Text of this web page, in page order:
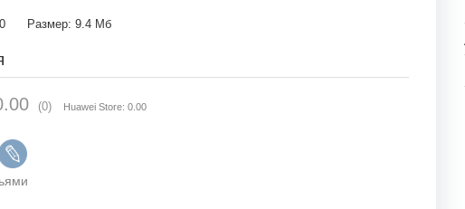
Размер: 9.4 Мб
(0) Huawei Store: 0.00